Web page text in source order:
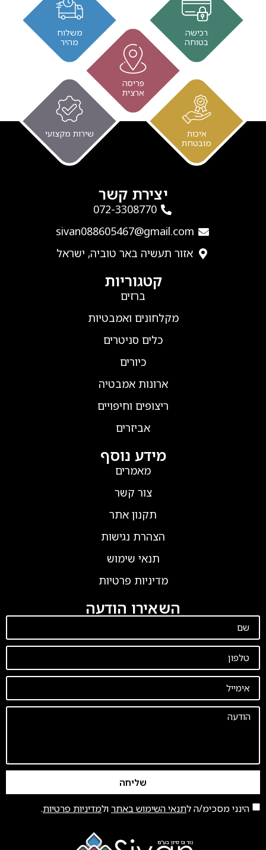
רכישה
בטוחה
משלוח
מהיר
פריסה
ארצית
איכות
מובטחת
שירות מקצועי
יצירת קשר
‭072-3308770‬
sivan088605467@gmail.com
אזור תעשיה באר טוביה, ישראל
קטגוריות
ברזים
מקלחונים ואמבטיות
כלים סניטרים
כיורים
ארונות אמבטיה
ריצופים וחיפויים
אביזרים
מידע נוסף
מאמרים
צור קשר
תקנון אתר
הצהרת נגישות
תנאי שימוש
מדיניות פרטיות
השאירו הודעה
הינני מסכימ/ה לתנאי השימוש באתרולמדיניות פרטיות.
שליחה